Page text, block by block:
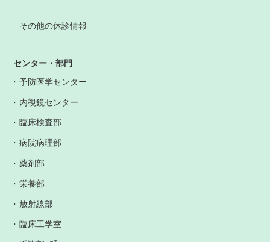
その他の休診情報
センター・部門
予防医学センター
内視鏡センター
臨床検査部
病院病理部
薬剤部
栄養部
放射線部
臨床工学室